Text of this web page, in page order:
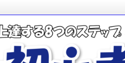
テップ
す♪